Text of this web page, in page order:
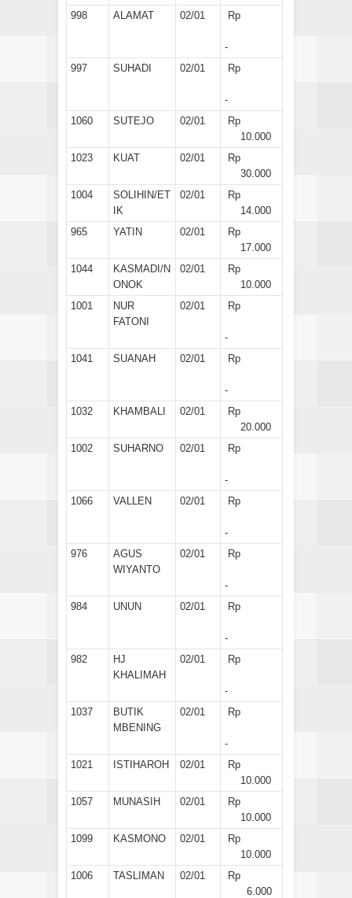
998 ALAMAT 02/01 Rp
-
997
SUHADI 02/01 Rp
-
1060
SUTEJO 02/01
Rp
10.000
1023
KUAT 02/01
Rp
30.000
1004
SOLIHIN/ET
IK
02/01
Rp
14.000
965
YATIN 02/01
Rp
17.000
1044
KASMADI/N
ONOK
02/01
Rp
10.000
1001
NUR
FATONI
02/01 Rp
-
1041
SUANAH 02/01 Rp
-
1032
KHAMBALI 02/01
Rp
20.000
1002
SUHARNO 02/01 Rp
-
1066
VALLEN 02/01 Rp
-
976
AGUS
WIYANTO
02/01 Rp
-
984
UNUN 02/01 Rp
-
982
HJ
KHALIMAH
02/01 Rp
-
1037
BUTIK
MBENING
02/01 Rp
-
1021
ISTIHAROH 02/01
Rp
10.000
1057
MUNASIH 02/01
Rp
10.000
1099
KASMONO 02/01
Rp
10.000
1006
TASLIMAN 02/01
Rp
6.000